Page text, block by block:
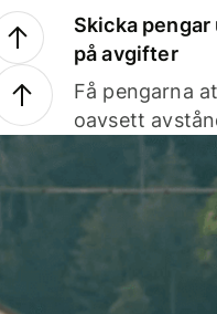
Skicka
på avgifter
Få pengarna
oavsett